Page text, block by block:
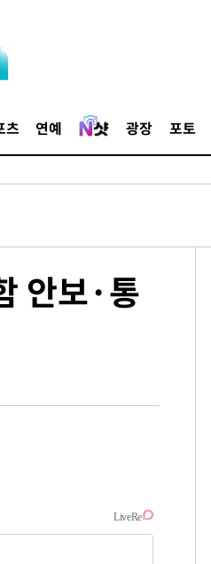
츠 연예 광장 포토
안보·통